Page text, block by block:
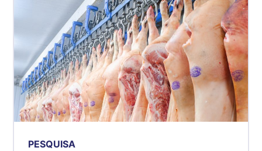
PESQUISA